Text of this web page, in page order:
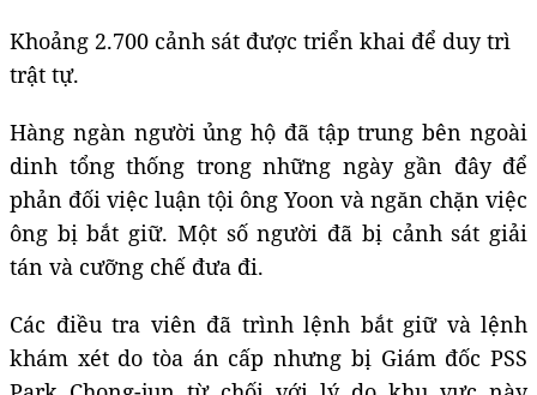
Khoảng 2.700 cảnh sát được triển khai để duy trì
trật tự.
Hàng ngàn người ủng hộ đã tập trung bên ngoài
dinh tổng thống trong những ngày gần đây để
phản đối việc luận tội ông Yoon và ngăn chặn việc
ông bị bắt giữ. Một số người đã bị cảnh sát giải
tán và cưỡng chế đưa đi.
Các điều tra viên đã trình lệnh bắt giữ và lệnh
khám xét do tòa án cấp nhưng bị Giám đốc PSS